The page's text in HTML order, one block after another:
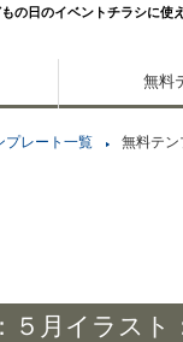
の日のイベントチラシに使
無料
プレート一覧 無料テン
５月イラス